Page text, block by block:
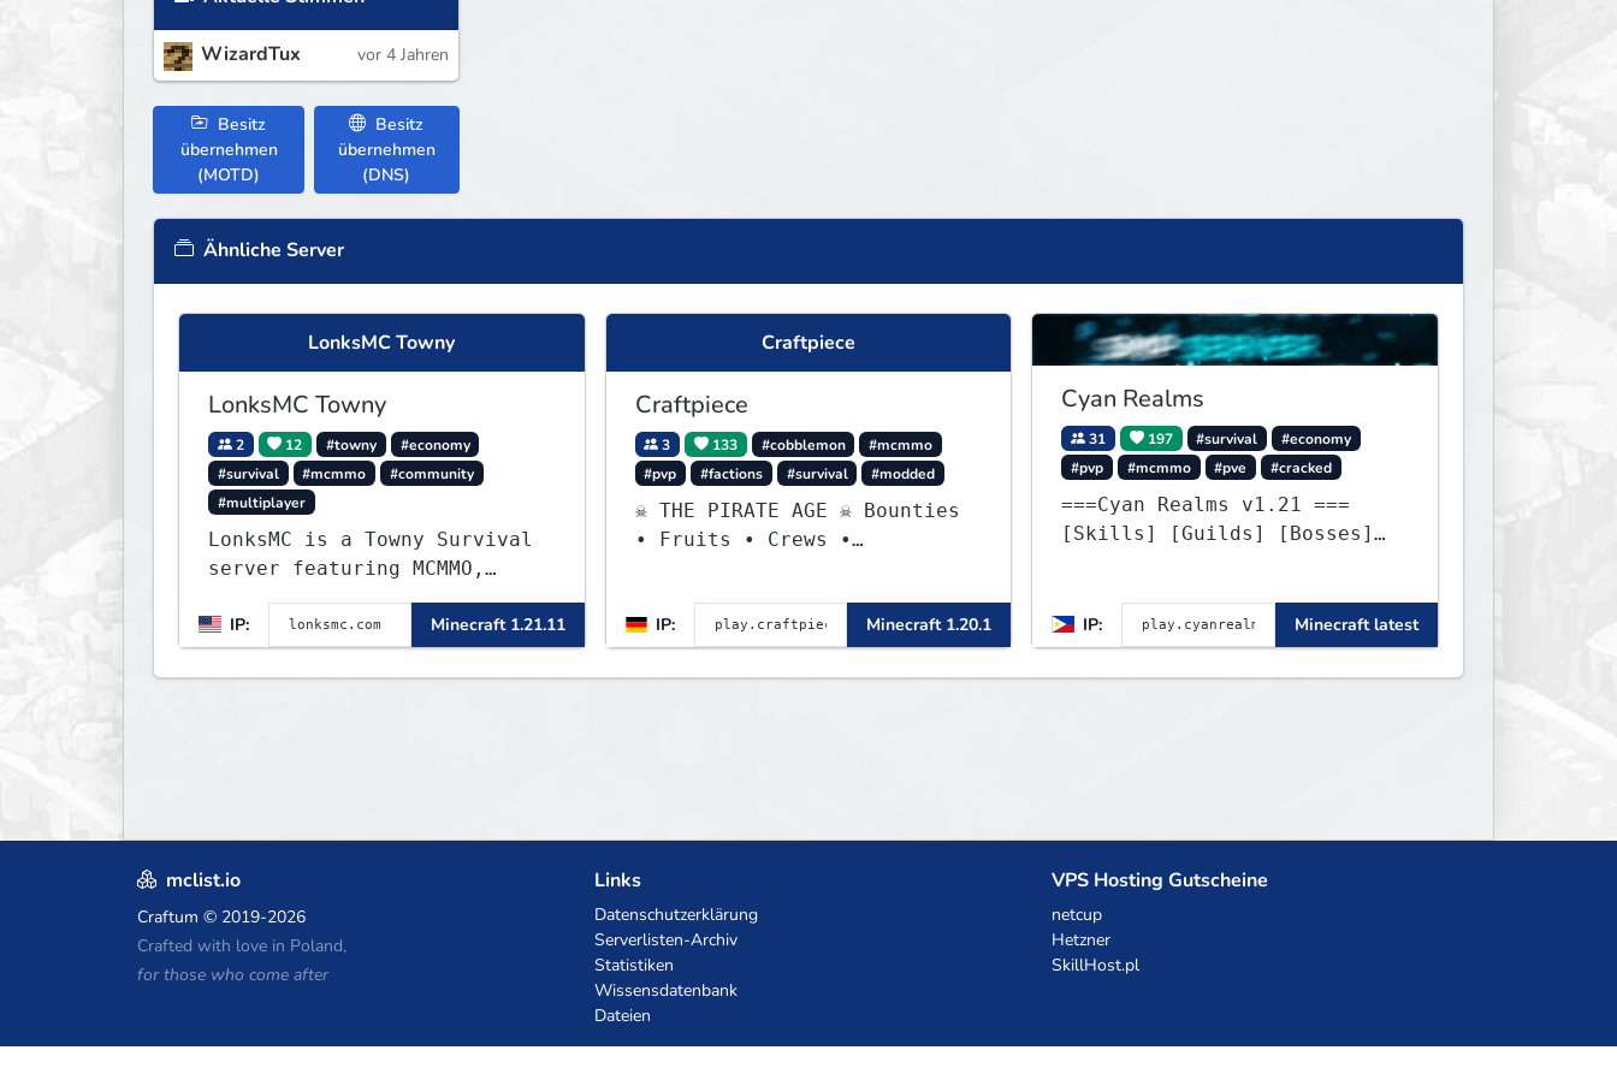
WizardTux vor 4 Jahren
Besitz
übernehmen
(MOTD)
Besitz
übernehmen
(DNS)
Ähnliche Server
LonksMC Towny
LonksMC Towny
2 12 #towny
#economy
#survival
#mcmmo
#community
#multiplayer
LonksMC is a Towny Survival
server featuring MCMMO,
and weekly events. We focus
on a friendly community,
balanced economy, and long-
IP: Minecraft 1.21.11
Craftpiece
Craftpiece
3 133 #cobblemon
#mcmmo
#pvp
#factions #survival #modded
☠ THE PIRATE AGE ☠ Bounties
• Fruits • Crews •
IP: Minecraft 1.20.1
Cyan Realms
31 197 #survival
#economy
#pvp
#mcmmo #pve #cracked
===Cyan Realms v1.21 ===
[Skills] [Guilds] [Bosses]
IP: Minecraft latest
mclist.io
Craftum © 2019-2026
Crafted with love in Poland,
for those who come after
Links
Datenschutzerklärung
Serverlisten-Archiv
Statistiken
Wissensdatenbank
Dateien
VPS Hosting Gutscheine
netcup
Hetzner
SkillHost.pl